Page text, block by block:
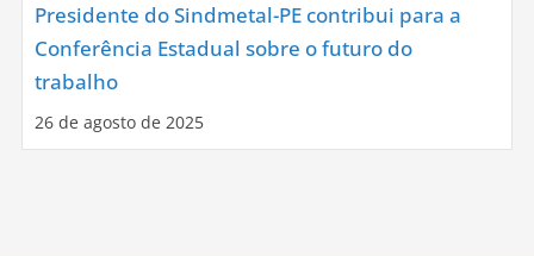
Presidente do Sindmetal-PE contribui para a
Conferência Estadual sobre o futuro do
trabalho
26 de agosto de 2025